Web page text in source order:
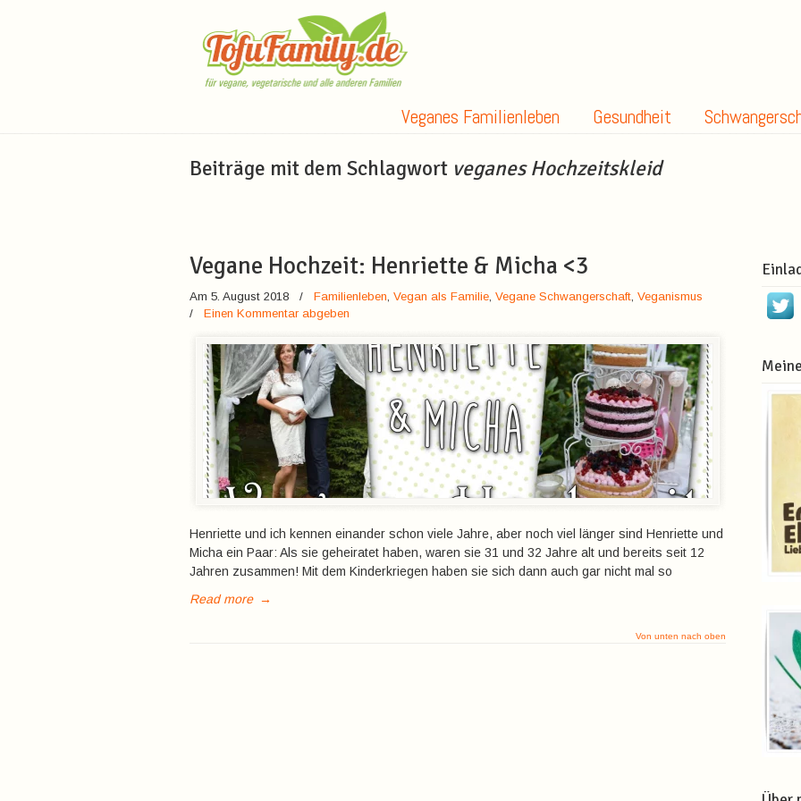
Veganes Familienleben Gesundheit
Beiträge mit dem Schlagwort veganes Hochzeitskleid
Vegane Hochzeit: Henriette & Micha <3
Am 5. August 2018 / Familienleben, Vegan als Familie, Vegane Schwangerschaft, Veganismus
/ Einen Kommentar abgeben
Henriette und ich kennen einander schon viele Jahre, aber noch viel länger sind Henriette und
Micha ein Paar: Als sie geheiratet haben, waren sie 31 und 32 Jahre alt und bereits seit 12
Jahren zusammen! Mit dem Kinderkriegen haben sie sich dann auch gar nicht mal so
Read more →
Von unten nach oben